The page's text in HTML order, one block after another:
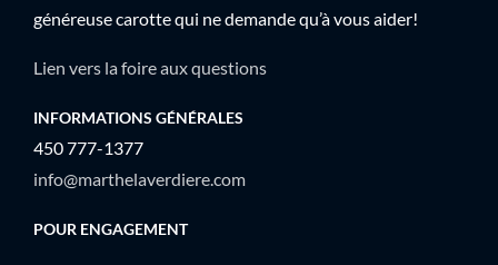
généreuse carotte qui ne demande qu’à vous aider!
Lien vers la foire aux questions
INFORMATIONS GÉNÉRALES
450 777-1377
info@marthelaverdiere.com
POUR ENGAGEMENT